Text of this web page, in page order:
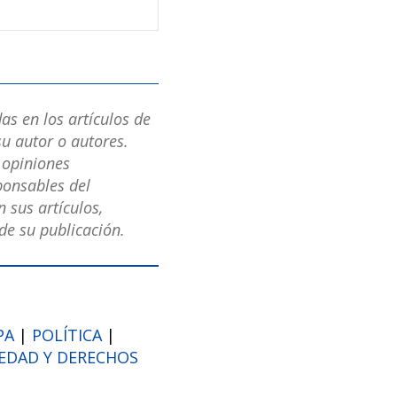
en los artículos de
autor o autores.
del
sus artículos,
su publicación.
| POLÍTICA |
Y DERECHOS